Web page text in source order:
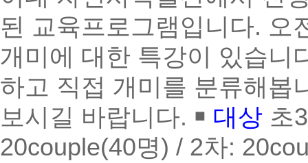
된 교육프로그램입니다. 오
개미에 대한 특강이 있습니
하고 직접 개미를 분류해봅
보시길 바랍니다. ￭ 대상 초
20couple(40명) / 2차: